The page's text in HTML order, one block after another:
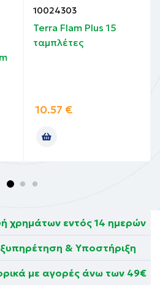
10024303
Terra Flam Plus 15
ταμπλέτες
10.57 €
χρημάτων εντός 14 ημερών
& Υποστήριξη
με αγορές άνω των 49€